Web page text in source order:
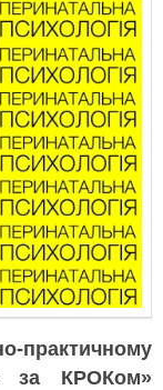
практичному
за КРОКом»